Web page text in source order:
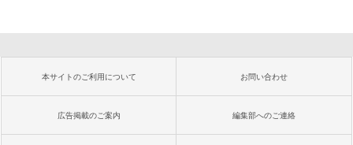
本サイトのご利用について お問い合わせ
広告掲載のご案内 編集部へのご連絡